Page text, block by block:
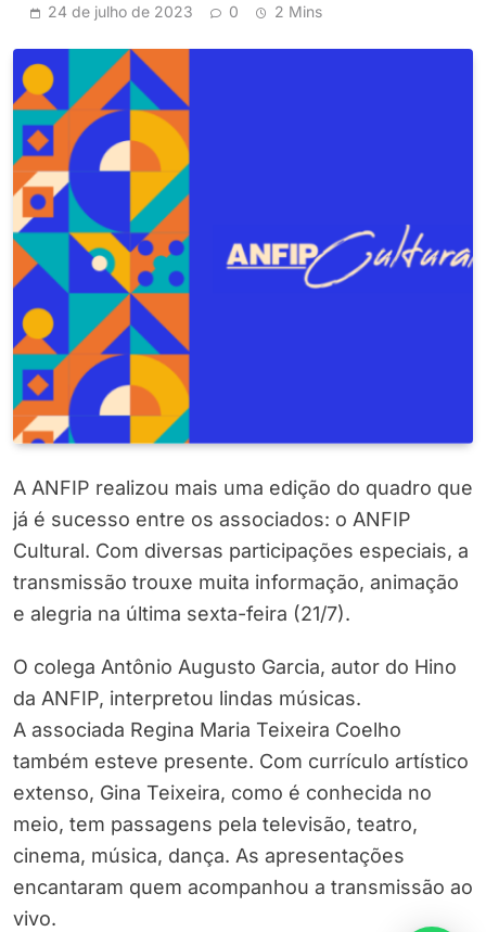
24 de julho de 2023 0 2 Mins
A ANFIP realizou mais uma edição do quadro que
já é sucesso entre os associados: o ANFIP
Cultural. Com diversas participações especiais, a
transmissão trouxe muita informação, animação
e alegria na última sexta-feira (21/7).
O colega Antônio Augusto Garcia, autor do Hino
da ANFIP, interpretou lindas músicas.
A associada Regina Maria Teixeira Coelho
também esteve presente. Com currículo artístico
extenso, Gina Teixeira, como é conhecida no
meio, tem passagens pela televisão, teatro,
cinema, música, dança. As apresentações
encantaram quem acompanhou a transmissão ao
vivo.